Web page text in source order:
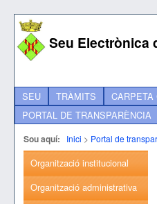
Seu Electrònica
SEU TRÀMITS
CARPETA
PORTAL DE TRANSPARÈNCIA
Sou aquí: Inici > Portal de
Organització institucional
Organització administrativa